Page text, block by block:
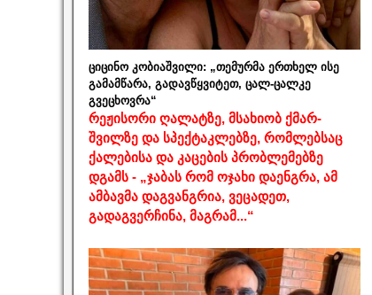
ციცინო კობიაშვილი: „თემურმა ერთხელ ისე
გამამწარა, გადავწყვიტეთ, ცალ-ცალკე
გვეცხოვრა“
რეჟისორი ღალატზე, მსახიობ ქმარ-
შვილზე და სპექტაკლებზე, რომლებსაც
ქალებისა და კაცების პრობლემებზე
დგამს - „ჯაბას რომ ოჯახი დაენგრა, ამ
ამბავმა დაგვანგრია, ვეცადეთ,
გადაგვერჩინა, მაგრამ...“